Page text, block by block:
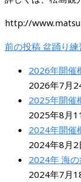
http://
前の投稿 盆踊り練
2026年開催
2026年7月
2025年開催
2025年8月
2024年開催
2024年8月2
2024年 海
2024年7月